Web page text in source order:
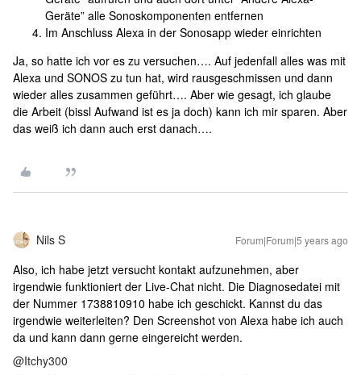
Geräte” alle Sonoskomponenten entfernen
Im Anschluss Alexa in der Sonosapp wieder einrichten
Ja, so hatte ich vor es zu versuchen…. Auf jedenfall alles was mit
Alexa und SONOS zu tun hat, wird rausgeschmissen und dann
wieder alles zusammen geführt…. Aber wie gesagt, ich glaube
die Arbeit (bissl Aufwand ist es ja doch) kann ich mir sparen. Aber
das weiß ich dann auch erst danach….
Nils S Forum|Forum|5 years ago
Also, ich habe jetzt versucht kontakt aufzunehmen, aber
irgendwie funktioniert der Live-Chat nicht. Die Diagnosedatei mit
der Nummer 1738810910 habe ich geschickt. Kannst du das
irgendwie weiterleiten? Den Screenshot von Alexa habe ich auch
da und kann dann gerne eingereicht werden.
@Itchy300